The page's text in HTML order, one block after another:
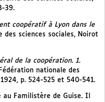
39.
coopératif à Lyon dans le
des sciences sociales, Noirot
de la coopération. 1.
nationale des
p. 524-525 et 540-541.
au Familistère de Guise. Il